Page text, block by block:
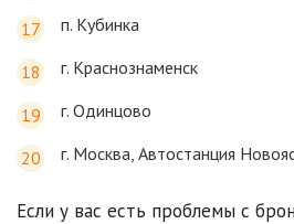
п. Кубинка
г. Краснознаменск
г. Одинцово
г. Москва, Автостанция
Если у вас есть проблемы с